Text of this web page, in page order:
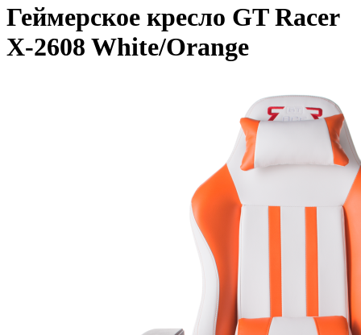
Геймерское кресло GT Racer
X-2608 White/Orange